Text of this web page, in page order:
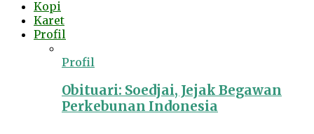
Kopi
Karet
Profil
Profil
Obituari: Soedjai, Jejak Begawan
Perkebunan Indonesia